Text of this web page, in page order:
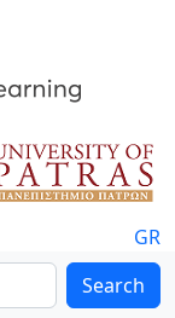
GR
Search